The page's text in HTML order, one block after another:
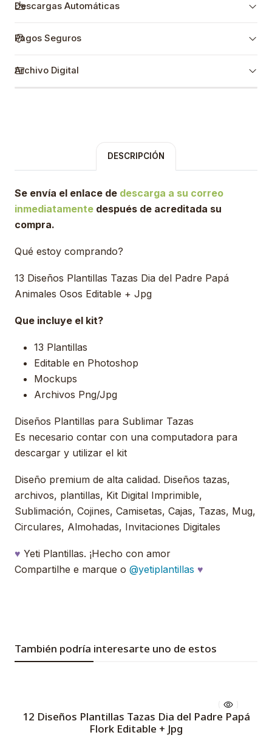
Descargas Automáticas
Pagos Seguros
Archivo Digital
DESCRIPCIÓN
Se envía el enlace de descarga a su correo
inmediatamente después de acreditada su
compra.
Qué estoy comprando?
13 Diseños Plantillas Tazas Dia del Padre Papá
Animales Osos Editable + Jpg
Que incluye el kit?
13 Plantillas
Editable en Photoshop
Mockups
Archivos Png/Jpg
Diseños Plantillas para Sublimar Tazas
Es necesario contar con una computadora para
descargar y utilizar el kit
Diseño premium de alta calidad. Diseños tazas,
archivos, plantillas, Kit Digital Imprimible,
Sublimación, Cojines, Camisetas, Cajas, Tazas, Mug,
Circulares, Almohadas, Invitaciones Digitales
♥ Yeti Plantillas. ¡Hecho con amor
Compartilhe e marque o @yetiplantillas ♥
También podría interesarte uno de estos
12 Diseños Plantillas Tazas Dia del Padre Papá
Flork Editable + Jpg